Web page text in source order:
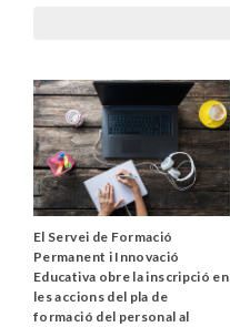
El Servei de Formació
Permanent i Innovació
Educativa obre la inscripció en
les accions del pla de
formació del personal al